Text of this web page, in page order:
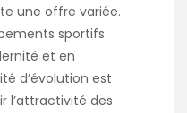
une offre variée.
sportifs
et en
d’évolution est
l’attractivité des